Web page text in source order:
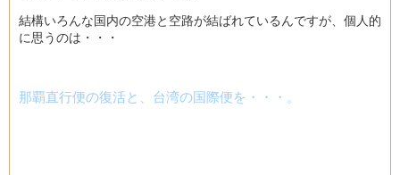
結構いろんな国内の空港と空路が結ばれているんですが、個人的
に思うのは・・・
那覇直行便の復活と、台湾の国際便を・・・。